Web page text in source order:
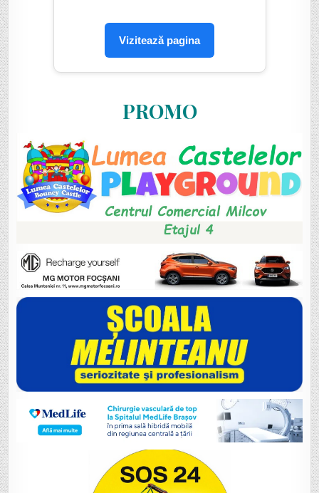
Vizitează pagina
PROMO